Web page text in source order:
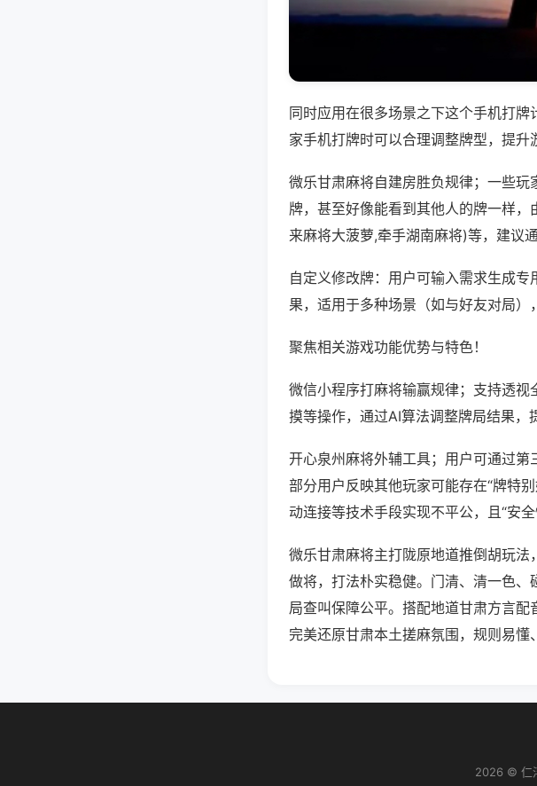
同时应用在很多场景之下这个手机打
家手机打牌时可以合理调整牌型，提升
微乐甘肃麻将自建房胜负规律；一些
牌，甚至好像能看到其他人的牌一样
来麻将大菠萝,牵手湖南麻将)等，建议
自定义修改牌：用户可输入需求生成
果，适用于多种场景（如与好友对局）
聚焦相关游戏功能优势与特色！
微信小程序打麻将输赢规律；支持透
摸等操作，通过AI算法调整牌局结果，
开心泉州麻将外辅工具；用户可通过第
部分用户反映其他玩家可能存在“牌特
动连接等技术手段实现不平公，且“安全
微乐甘肃麻将主打陇原地道推倒胡玩
做将，打法朴实稳健。门清、清一色
局查叫保障公平。搭配地道甘肃方言配
完美还原甘肃本土搓麻氛围，规则易懂
2026 © 仁